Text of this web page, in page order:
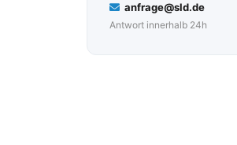
anfrage@sld.de
Antwort innerhalb 24h